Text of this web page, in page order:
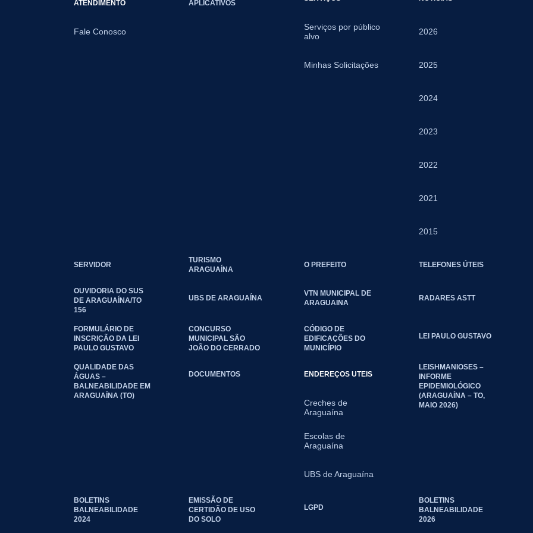
ATENDIMENTO
Fale Conosco
APLICATIVOS
Serviços por público
alvo
Minhas Solicitações
2026
2025
2024
2023
2022
2021
2015
SERVIDOR
TURISMO
ARAGUAÍNA
O PREFEITO TELEFONES ÚTEIS
OUVIDORIA DO SUS
DE ARAGUAÍNA/TO
156
UBS DE ARAGUAÍNA
VTN MUNICIPAL DE
ARAGUAINA
RADARES ASTT
FORMULÁRIO DE
INSCRIÇÃO DA LEI
PAULO GUSTAVO
CONCURSO
MUNICIPAL SÃO
JOÃO DO CERRADO
CÓDIGO DE
EDIFICAÇÕES DO
MUNICÍPIO
LEI PAULO GUSTAVO
QUALIDADE DAS
ÁGUAS –
BALNEABILIDADE EM
ARAGUAÍNA (TO)
DOCUMENTOS ENDEREÇOS UTEIS
Creches de
Araguaína
Escolas de
Araguaína
UBS de Araguaína
LEISHMANIOSES –
INFORME
EPIDEMIOLÓGICO
(ARAGUAÍNA – TO,
MAIO 2026)
BOLETINS
BALNEABILIDADE
2024
EMISSÃO DE
CERTIDÃO DE USO
DO SOLO
LGPD
BOLETINS
BALNEABILIDADE
2026